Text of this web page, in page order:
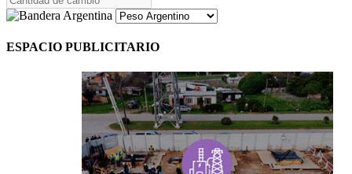
ESPACIO PUBLICITARIO